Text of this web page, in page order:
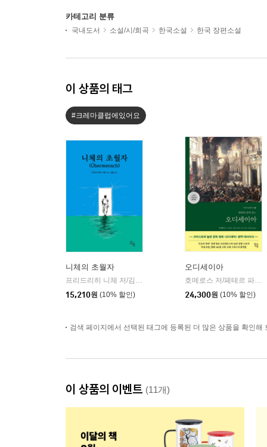
카테고리 분류
국내도서 소설/시/희곡 한국소설 한국 장편소설
이 상품의 태그
#크레마클럽에있어요
니체의 초월자
프리드리히 니체 저/김철 편역
15,210원 (10% 할인)
오디세이아
호메로스 저/페테르 파울 루벤스 그림/박문재 역
24,300원 (10% 할인)
검색 페이지에서 선택된 태그에 등록된 더 많은 상품을 확인해
이 상품의 이벤트 (11개)